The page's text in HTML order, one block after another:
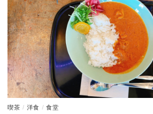
喫茶 洋食 食堂